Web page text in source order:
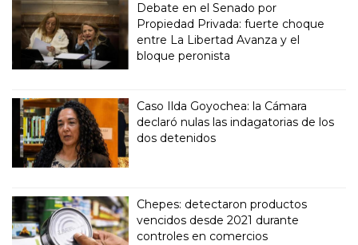
Debate en el Senado por
Propiedad Privada: fuerte choque
entre La Libertad Avanza y el
bloque peronista
Caso Ilda Goyochea: la Cámara
declaró nulas las indagatorias de los
dos detenidos
Chepes: detectaron productos
vencidos desde 2021 durante
controles en comercios